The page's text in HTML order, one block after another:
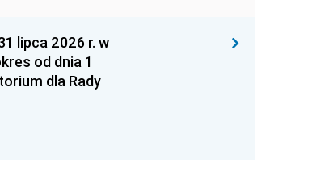
lipca 2026 r. w
od dnia 1
dla Rady